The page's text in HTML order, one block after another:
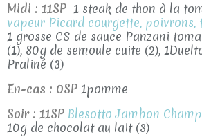
Midi : 11SP 1 steak de thon à la
vapeur Picard courgette, poivrons,
1 grosse CS de sauce Panzani
(1), 80g de semoule cuite (2),
Praliné (3)
En-cas : 0SP 1pomme
Soir : 11SP Blesotto Jambon
10g de chocolat au lait (3)